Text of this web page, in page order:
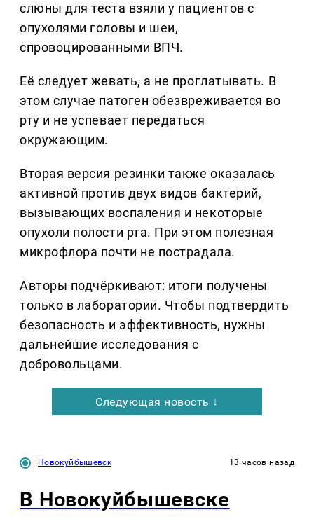
слюны для теста взяли у пациентов с
опухолями головы и шеи,
спровоцированными ВПЧ.
Её следует жевать, а не проглатывать. В
этом случае патоген обезвреживается во
рту и не успевает передаться
окружающим.
Вторая версия резинки также оказалась
активной против двух видов бактерий,
вызывающих воспаления и некоторые
опухоли полости рта. При этом полезная
микрофлора почти не пострадала.
Авторы подчёркивают: итоги получены
только в лаборатории. Чтобы подтвердить
безопасность и эффективность, нужны
дальнейшие исследования с
добровольцами.
Следующая новость ↓
Новокуйбышевск 13 часов назад
В Новокуйбышевске